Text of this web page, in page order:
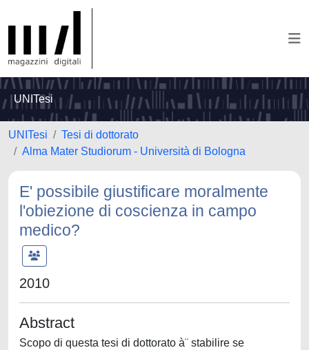
UNITesi
UNITesi
Tesi di dottorato
Alma Mater Studiorum - Università di Bologna
E' possibile giustificare moralmente
l'obiezione di coscienza in campo
medico?
2010
Abstract
Scopo di questa tesi di dottorato à¨ stabilire se